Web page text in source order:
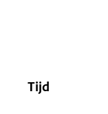
Tijd